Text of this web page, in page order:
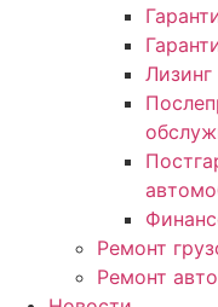
Лизинг
Ремонт
Ремонт